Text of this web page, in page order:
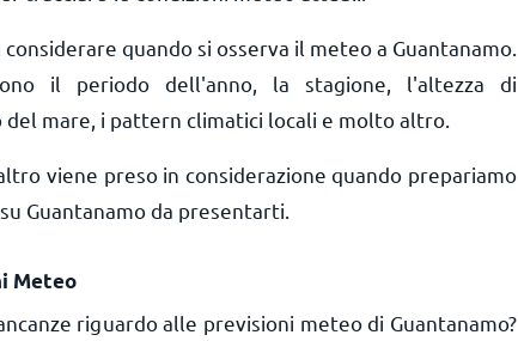
quando si osserva il meteo a Guantanamo.
il periodo dell'anno, la stagione, l'altezza di
del mare, i pattern climatici locali e molto altro.
viene preso in considerazione quando prepariamo
Guantanamo da presentarti.
Meteo
riguardo alle previsioni meteo di Guantanamo?